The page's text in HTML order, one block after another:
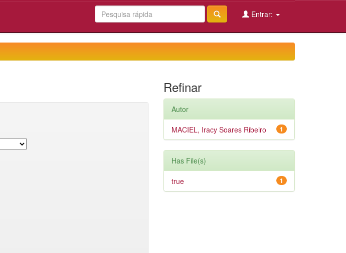
Entrar:
Refinar
Autor
1
MACIEL, Iracy Soares Ribeiro
Has File(s)
1
true